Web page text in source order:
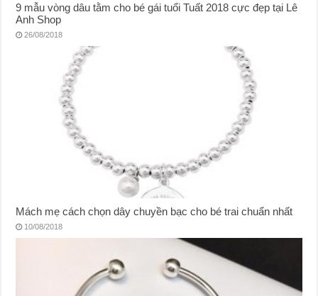
9 mẫu vòng dâu tằm cho bé gái tuổi Tuất 2018 cực đẹp tại Lê
Anh Shop
26/08/2018
Mách mẹ cách chọn dây chuyền bạc cho bé trai chuẩn nhất
10/08/2018